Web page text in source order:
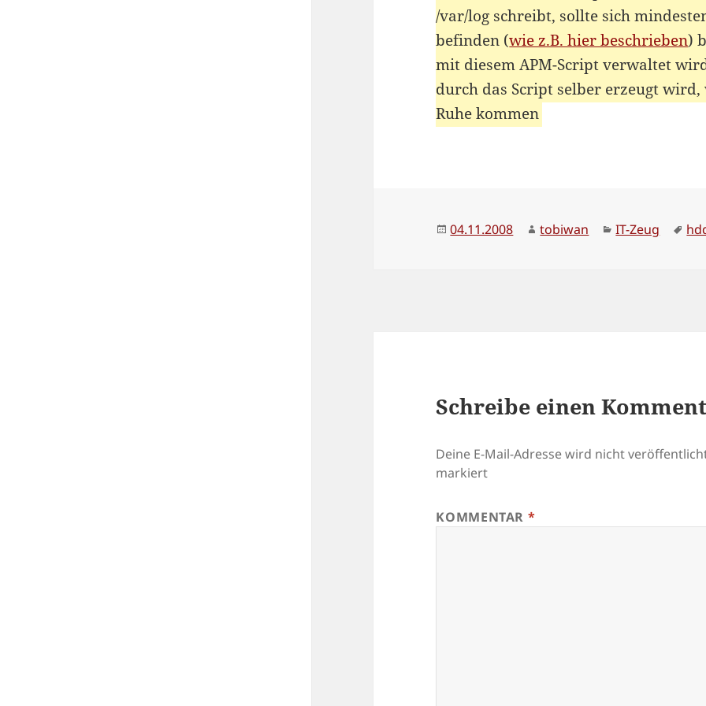
/var/log schreibt, sollte sich
befinden (wie z.B. hier beschrieben)
mit diesem APM-Script verwaltet
durch das Script selber erzeugt
Ruhe kommen
Veröffentlicht
04.11.2008 Autor
tobiwan Kategorien
IT-Zeug
Schreibe einen
Deine E-Mail-Adresse wird nicht
markiert
KOMMENTAR *